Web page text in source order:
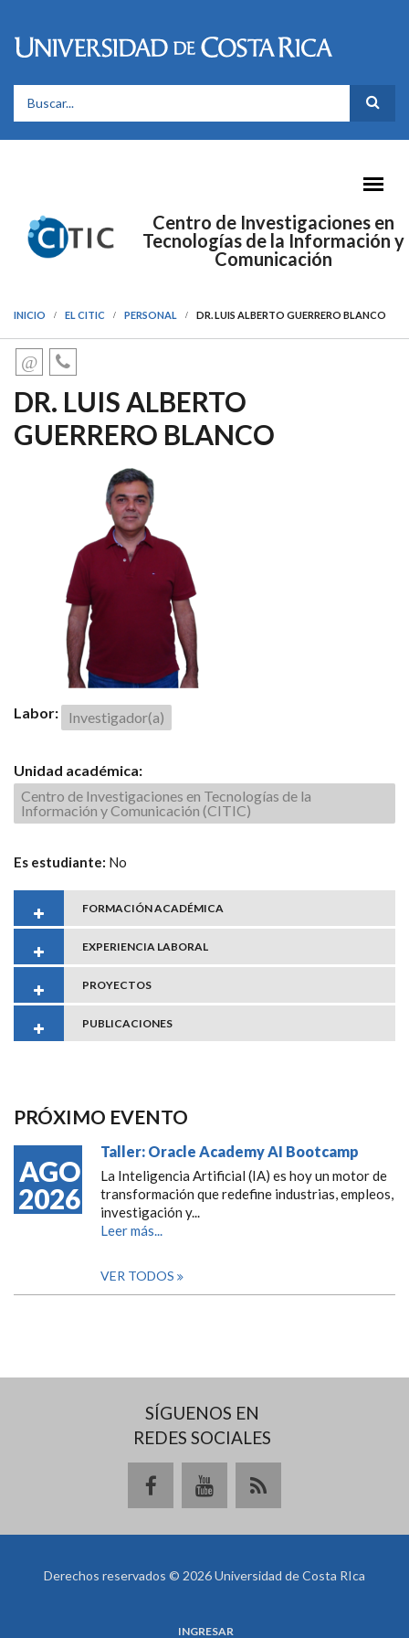
FORMULARIO DE BÚSQUEDA
Centro de Investigaciones en
Tecnologías de la Información y
Comunicación
INICIO EL CITIC PERSONAL DR. LUIS ALBERTO GUERRERO BLANCO
DR. LUIS ALBERTO
GUERRERO BLANCO
Labor: Investigador(a)
Unidad académica:
Centro de Investigaciones en Tecnologías de la
Información y Comunicación (CITIC)
Es estudiante: No
FORMACIÓN ACADÉMICA
EXPERIENCIA LABORAL
PROYECTOS
PUBLICACIONES
PRÓXIMO EVENTO
AGO
2026
Taller: Oracle Academy AI Bootcamp
La Inteligencia Artificial (IA) es hoy un motor de
transformación que redefine industrias, empleos,
investigación y...
Leer más...
VER TODOS
SÍGUENOS EN
REDES SOCIALES
Derechos reservados © 2026 Universidad de Costa RIca
INGRESAR